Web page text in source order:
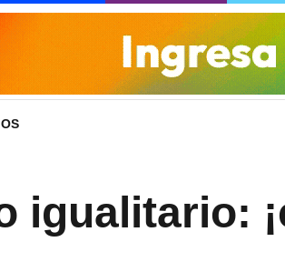
igualitario: